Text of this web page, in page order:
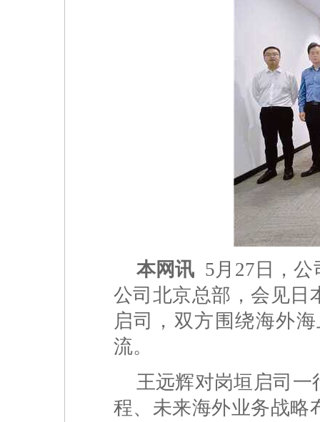
本网讯 5月27日，
公司北京总部，会见日
启司，双方围绕海外
流。
王远辉对岗垣启司
程、未来海外业务战略